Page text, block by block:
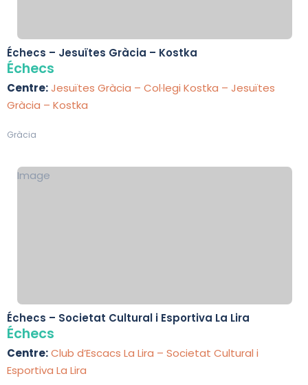
Échecs – Jesuïtes Gràcia – Kostka
Échecs
Centre:Jesuïtes Gràcia – Col·legi Kostka – Jesuïtes
Gràcia – Kostka
Gràcia
Image
Échecs – Societat Cultural i Esportiva La Lira
Échecs
Centre:Club d’Escacs La Lira – Societat Cultural i
Esportiva La Lira